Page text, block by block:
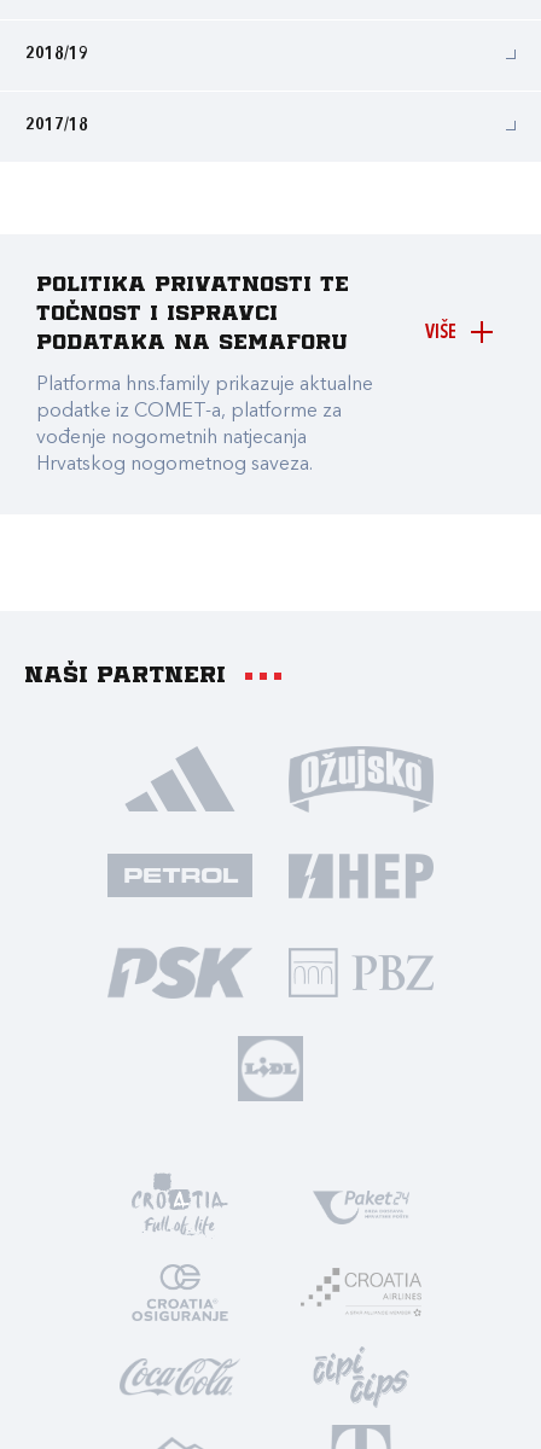
2018/19
2017/18
VIŠE
Politika privatnosti te
točnost i ispravci
podataka na Semaforu
Platforma hns.family prikazuje aktualne
podatke iz COMET-a, platforme za
vođenje nogometnih natjecanja
Hrvatskog nogometnog saveza.
Naši partneri